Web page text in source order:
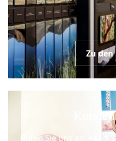
Zu den
Rufen Sie uns an: +43 1